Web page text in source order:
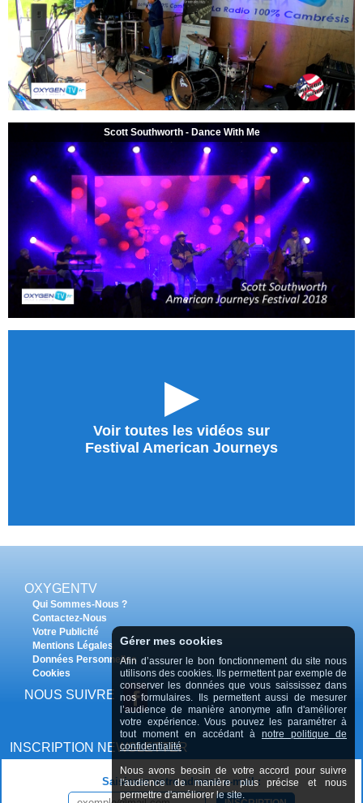
Scott Southworth - Dance With Me
►
Voir toutes les vidéos sur
Festival American Journeys
OXYGENTV
Qui Sommes-Nous ?
Contactez-Nous
Votre Publicité
Mentions Légales
Données Personnelles
Cookies
NOUS SUIVRE
INSCRIPTION NEWSLETTER
Saisissez votre adresse e-mail :
Gérer mes cookies
Afin d’assurer le bon fonctionnement du site nous
utilisons des cookies. Ils permettent par exemple de
conserver les données que vous saississez dans
nos formulaires. Ils permettent aussi de mesurer
l’audience de manière anonyme afin d'améliorer
votre expérience. Vous pouvez les paramétrer à
tout moment en accédant à notre politique de
confidentialité
Nous avons beosin de votre accord pour suivre
l'audience de manière plus précise et nous
permettre d'améliorer le site.